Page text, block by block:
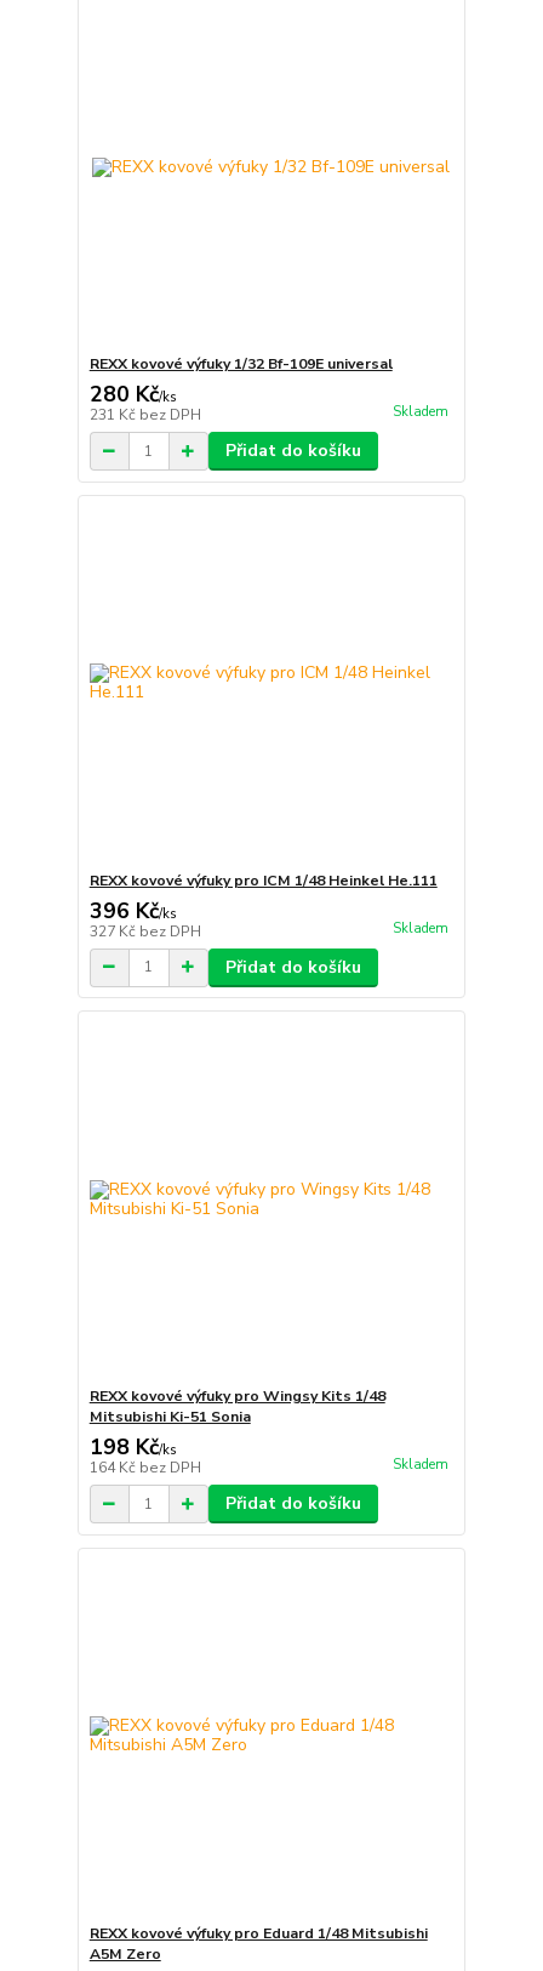
REXX kovové výfuky 1/32 Bf-109E universal
280 Kč/ks
231 Kč bez DPH Skladem
Přidat do košíku
REXX kovové výfuky pro ICM 1/48 Heinkel He.111
396 Kč/ks
327 Kč bez DPH Skladem
Přidat do košíku
REXX kovové výfuky pro Wingsy Kits 1/48
Mitsubishi Ki-51 Sonia
198 Kč/ks
164 Kč bez DPH Skladem
Přidat do košíku
REXX kovové výfuky pro Eduard 1/48 Mitsubishi
A5M Zero